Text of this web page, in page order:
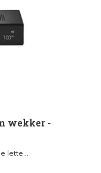
wekker -
lette...